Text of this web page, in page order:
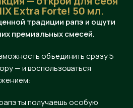
Extra Forte! 50 мл.
традиции рапэ и ощути
премиальных смесей.
объединить сразу 5
— и воспользоваться
ты получаешь особую